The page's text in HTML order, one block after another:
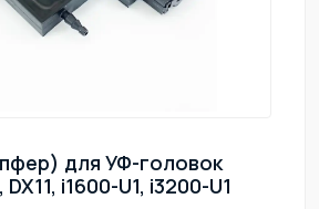
для УФ-головок
i1600-U1, i3200-U1